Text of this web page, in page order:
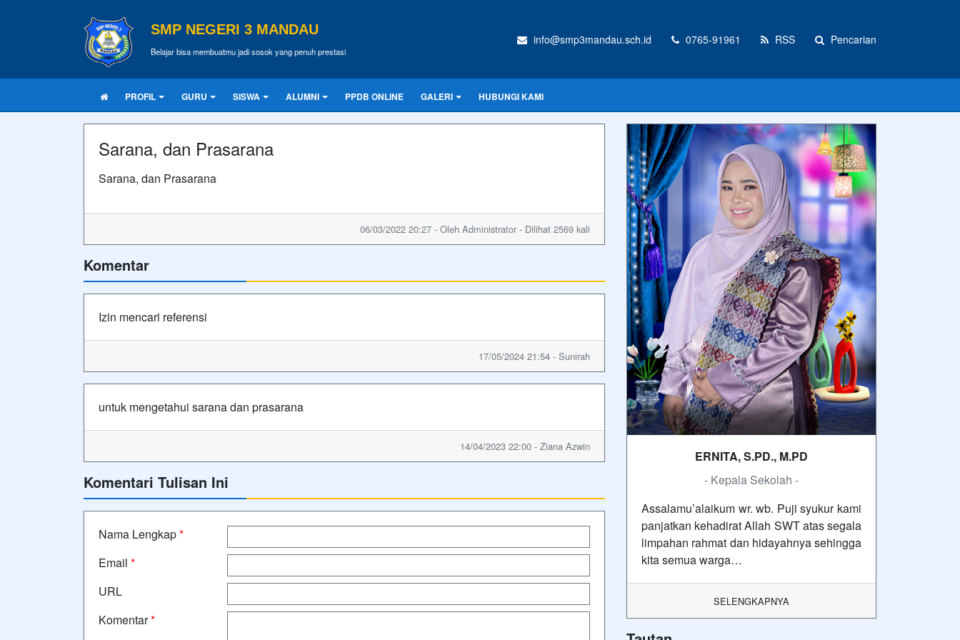
SMP NEGERI 3 MANDAU
Belajar bisa membuatmu jadi sosok yang penuh prestasi
info@smp3mandau.sch.id 0765-91961 RSS Pencarian
PROFIL GURU SISWA ALUMNI PPDB ONLINE GALERI HUBUNGI KAMI
Sarana, dan Prasarana
Sarana, dan Prasarana
06/03/2022 20:27 - Oleh Administrator - Dilihat 2569 kali
Komentar
Izin mencari referensi
17/05/2024 21:54 - Sunirah
untuk mengetahui sarana dan prasarana
14/04/2023 22:00 - Ziana Azwin
Komentari Tulisan Ini
Nama Lengkap*
Email *
URL
Komentar*
ERNITA, S.PD., M.PD
- Kepala Sekolah -
Assalamu’alaikum wr. wb. Puji syukur kami
panjatkan kehadirat Allah SWT atas segala
limpahan rahmat dan hidayahnya sehingga
kita semua warga…
SELENGKAPNYA